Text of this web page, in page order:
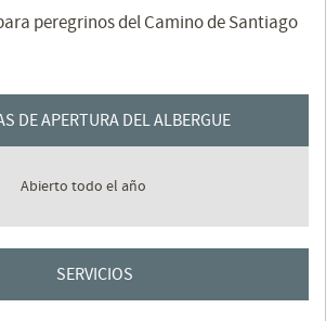
peregrinos del Camino de Santiago
DE APERTURA DEL ALBERGUE
Abierto todo el año
SERVICIOS